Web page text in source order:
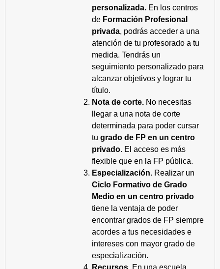
personalizada. En los centros
de Formación Profesional
privada, podrás acceder a una
atención de tu profesorado a tu
medida. Tendrás un
seguimiento personalizado para
alcanzar objetivos y lograr tu
título.
Nota de corte. No necesitas
llegar a una nota de corte
determinada para poder cursar
tu grado de FP en un centro
privado. El acceso es más
flexible que en la FP pública.
Especialización. Realizar un
Ciclo Formativo de Grado
Medio en un centro privado
tiene la ventaja de poder
encontrar grados de FP siempre
acordes a tus necesidades e
intereses con mayor grado de
especialización.